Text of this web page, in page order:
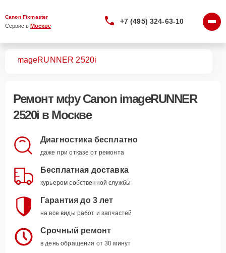
Canon Fixmaster
Сервис в Москве
+7 (495) 324-63-10
imageRUNNER 2520i
Ремонт мфу Canon imageRUNNER
2520i в Москве
Диагностика бесплатно
даже при отказе от ремонта
Бесплатная доставка
курьером собственной службы
Гарантия до 3 лет
на все виды работ и запчастей
Срочный ремонт
в день обращения от 30 минут